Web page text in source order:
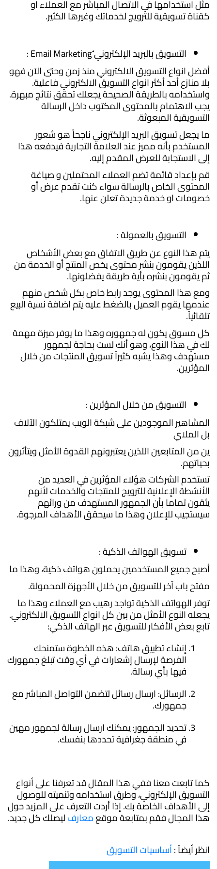
مثل استخدامها في الاتصال المباشر مع العملاء او
كقناة تسويقية للترويج لخدماتك وغيرها الكثير.
التسويق بالبريد الإلكتروني ُEmail Marketing :
أفضل انواع التسويق الالكتروني منذ زمن وحتى الآن فهو
بلا منازع أحد أكثر انواع التسويق الالكتروني فاعلية.
واستخدامه بالطريقة الصحيحة يجعلك تحقق نتائج مبهرة.
يجب الاهتمام بالمحتوى المكتوب داخل الرسالة
التسويقية المبعوثة.
ما يجعل تسويق البريد الإلكتروني ناجحاً هو شعور
المستخدم بأنه مميز عند العلامة التجارية فيدفعه هذا
إلى الاستجابة للعرض المقدم إليه.
قم بإعداد قائمة تضم العملاء المحتملين و صياغة
المحتوى الخاص بالرسالة سواء كنت تقدم عرض أو
خصومات او خدمة جديدة تعلن عنها.
التسويق بالعمولة :
يتم هذا النوع عن طريق الاتفاق مع بعض الأشخاص
اللذين يقومون بنشر محتوى يخص المنتج أو الخدمة من
ثم يقومون بنشره بأية طريقة يفضلونها.
ومع هذا المحتوى يوجد رابط خاص بكل شخص منهم
عندمها يقوم العميل بالضغط عليه يتم اضافة نسية البيع
تلقائياً.
كل مسوق يكون له جمهوره وهذا ما يوفر ميزة مهمة
لك في هذا النوع، وهو أنك لست بحاجة لجمهور
مستهدف وهذا يشبه كثيراً تسويق المنتجات من خلال
المؤثرين.
التسويق من خلال المؤثرين :
المشاهير الموجودين على شبكة الويب يمتلكون الآلاف
بل الملاي
ين من المتابعين اللذين يعتبرونهم القدوة الأمثل ويتأثرون
بحياتهم.
تستخدم الشركات هؤلاء المؤثرين في العديد من
الأنشطة الإعلانية للترويج للمنتجات والخدمات لأنهم
يثقون تماما بأن الجمهور المستهدف من ورائهم
سيستجيب للإعلان وهذا ما سيحقق الأهداف المرجوة.
تسويق الهواتف الذكية :
أصبح جميع المستخدمين يحملون هواتف ذكية، وهذا ما
مفتح باب آخر للتسويق من خلال الأجهزة المحمولة.
توفر الهواتف الذكية تواجد رهيب مع العملاء وهذا ما
يجعله النوع الأمثل من بين كل انواع التسويق الالكتروني.
تابع بعض الأفكار للتسويق عبر الهاتف الذكي:
إنشاء تطبيق هاتف: هذه الخطوة ستمنحك
الفرصة لإرسال إشعارات في أي وقت تبلغ جمهورك
فيها بأي رسالة.
الرسائل: ارسال رسائل لتضمن التواصل المباشر مع
جمهورك.
تحديد الجمهور: يمكنك ارسال رسالة لجمهور مهين
في منطقة جغرافية تحددها بنفسك.
كما تابعت معنا ففي هذا المقال قد تعرفنا على أنواع
التسويق الإلكتروني، وطرق استخدامه وتنميته للوصول
إلى الأهداف الخاصة بك. إذا أردت التعرف على المزيد حول
هذا المجال فقم بمتابعة موقعمعارفليصلك كل جديد.
انظر أيضاً :أساسيات التسويق